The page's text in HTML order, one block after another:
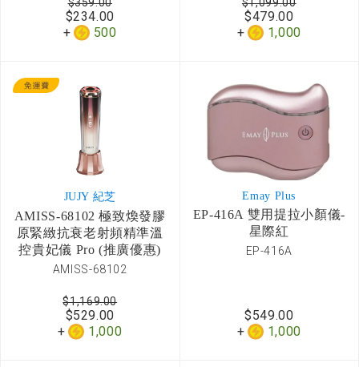
$234.00
500
$479.00
1,000
JUJY 紀芝
AMISS-68102 極致煥發膠
原緊緻抗衰老射頻精準溫
控貴妃儀 Pro (推廣優惠)
AMISS-68102
$529.00
1,000
$1,169.00
Emay Plus
EP-416A 雙用提拉小顏儀-
星際紅
EP-416A
$549.00
1,000